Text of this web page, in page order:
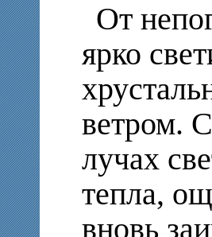
От
ярко
ветром.
лучах
тепла,
вновь